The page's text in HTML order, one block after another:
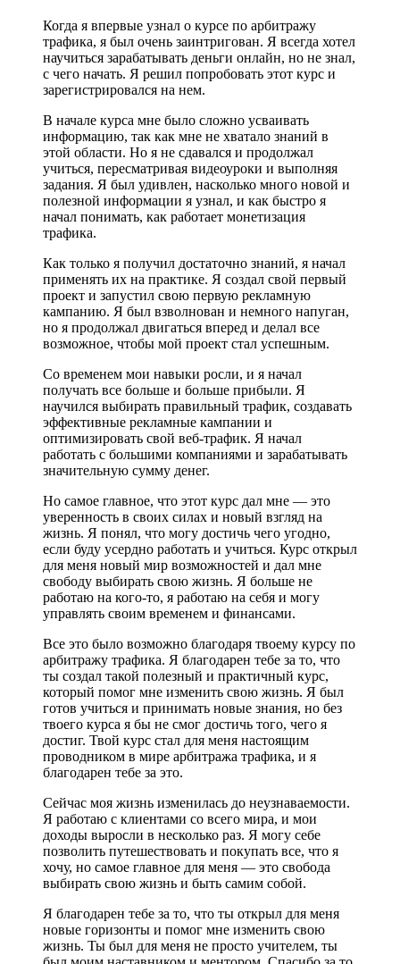
Когда я впервые узнал о курсе по арбитражу
трафика, я был очень заинтригован. Я всегда хотел
научиться зарабатывать деньги онлайн, но не знал,
с чего начать. Я решил попробовать этот курс и
зарегистрировался на нем.
В начале курса мне было сложно усваивать
информацию, так как мне не хватало знаний в
этой области. Но я не сдавался и продолжал
учиться, пересматривая видеоуроки и выполняя
задания. Я был удивлен, насколько много новой и
полезной информации я узнал, и как быстро я
начал понимать, как работает монетизация
трафика.
Как только я получил достаточно знаний, я начал
применять их на практике. Я создал свой первый
проект и запустил свою первую рекламную
кампанию. Я был взволнован и немного напуган,
но я продолжал двигаться вперед и делал все
возможное, чтобы мой проект стал успешным.
Со временем мои навыки росли, и я начал
получать все больше и больше прибыли. Я
научился выбирать правильный трафик, создавать
эффективные рекламные кампании и
оптимизировать свой веб-трафик. Я начал
работать с большими компаниями и зарабатывать
значительную сумму денег.
Но самое главное, что этот курс дал мне — это
уверенность в своих силах и новый взгляд на
жизнь. Я понял, что могу достичь чего угодно,
если буду усердно работать и учиться. Курс открыл
для меня новый мир возможностей и дал мне
свободу выбирать свою жизнь. Я больше не
работаю на кого-то, я работаю на себя и могу
управлять своим временем и финансами.
Все это было возможно благодаря твоему курсу по
арбитражу трафика. Я благодарен тебе за то, что
ты создал такой полезный и практичный курс,
который помог мне изменить свою жизнь. Я был
готов учиться и принимать новые знания, но без
твоего курса я бы не смог достичь того, чего я
достиг. Твой курс стал для меня настоящим
проводником в мире арбитража трафика, и я
благодарен тебе за это.
Сейчас моя жизнь изменилась до неузнаваемости.
Я работаю с клиентами со всего мира, и мои
доходы выросли в несколько раз. Я могу себе
позволить путешествовать и покупать все, что я
хочу, но самое главное для меня — это свобода
выбирать свою жизнь и быть самим собой.
Я благодарен тебе за то, что ты открыл для меня
новые горизонты и помог мне изменить свою
жизнь. Ты был для меня не просто учителем, ты